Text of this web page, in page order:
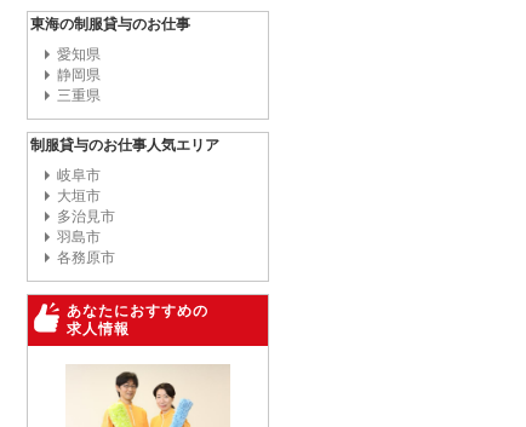
東海の制服貸与のお仕事
愛知県
静岡県
三重県
制服貸与のお仕事人気エリア
岐阜市
大垣市
多治見市
羽島市
各務原市
あなたにおすすめの
求人情報